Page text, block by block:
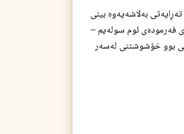
به‌لاشه‌یه‌وه‌ بینی
فه‌رموده‌ی ئوم سوله‌یم –
بوو خۆشوشتنی له‌سه‌ر